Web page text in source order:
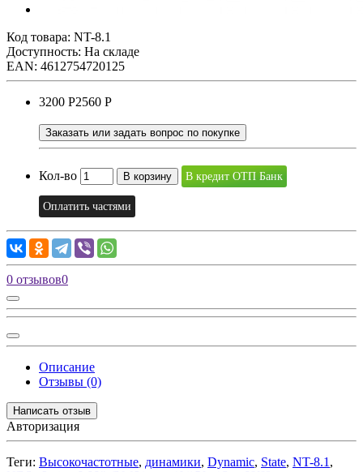
Код товара: NT-8.1
Доступность: На складе
EAN: 4612754720125
3200 Р2560 Р
Заказать или задать вопрос по покупке
Кол-во В корзину В кредит ОТП Банк
Оплатить частями
0 отзывов0
Описание
Отзывы (0)
Написать отзыв
Авторизация
Теги: Высокочастотные, динамики, Dynamic, State, NT-8.1 ,